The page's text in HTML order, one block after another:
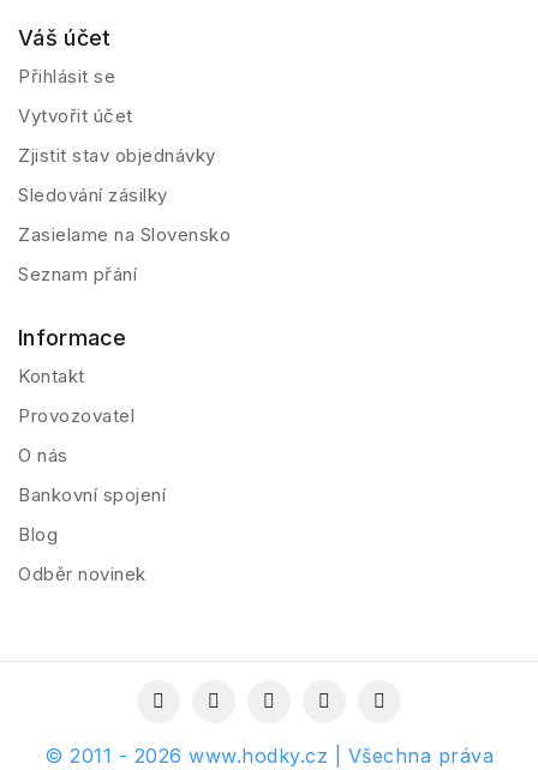
Váš účet
Přihlásit se
Vytvořit účet
Zjistit stav objednávky
Sledování zásilky
Zasielame na Slovensko
Seznam přání
Informace
Kontakt
Provozovatel
O nás
Bankovní spojení
Blog
Odběr novinek
© 2011 - 2026 www.hodky.cz | Všechna práva